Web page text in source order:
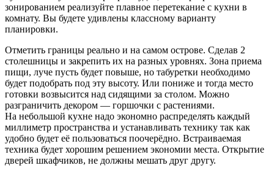
зонированием реализуйте плавное перетекание с кухни в
комнату. Вы будете удивлены классному варианту
планировки.
Отметить границы реально и на самом острове. Сделав 2
столешницы и закрепить их на разных уровнях. Зона приема
пищи, луче пусть будет повыше, но табуретки необходимо
будет подобрать под эту высоту. Или пониже и тогда место
готовки возвысится над сидящими за столом. Можно
разграничить декором — горшочки с растениями.
На небольшой кухне надо экономно распределять каждый
миллиметр пространства и устанавливать технику так как
удобно будет её пользоваться поочерёдно. Встраиваемая
техника будет хорошим решением экономии места. Открытие
дверей шкафчиков, не должны мешать друг другу.